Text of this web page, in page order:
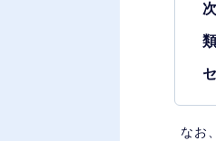
なお